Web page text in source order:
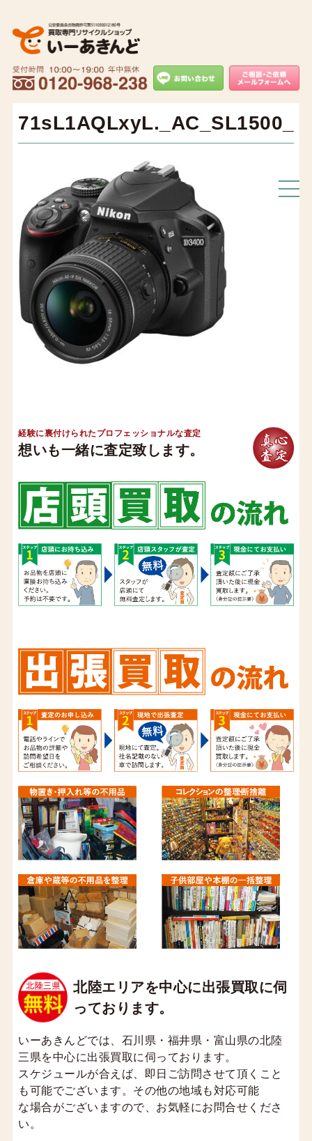
71sL1AQLxyL._AC_SL1500_
経験に裏付けられたプロフェッショナルな査定
想いも一緒に査定致します。
北陸エリアを中心に出張買取に伺
っております。
いーあきんどでは、石川県・福井県・富山県の北陸
三県を中心に出張買取に伺っております。
スケジュールが合えば、即日ご訪問させて頂くこと
も可能でございます。その他の地域も対応可能
な場合がございますので、お気軽にお問合せくださ
い。